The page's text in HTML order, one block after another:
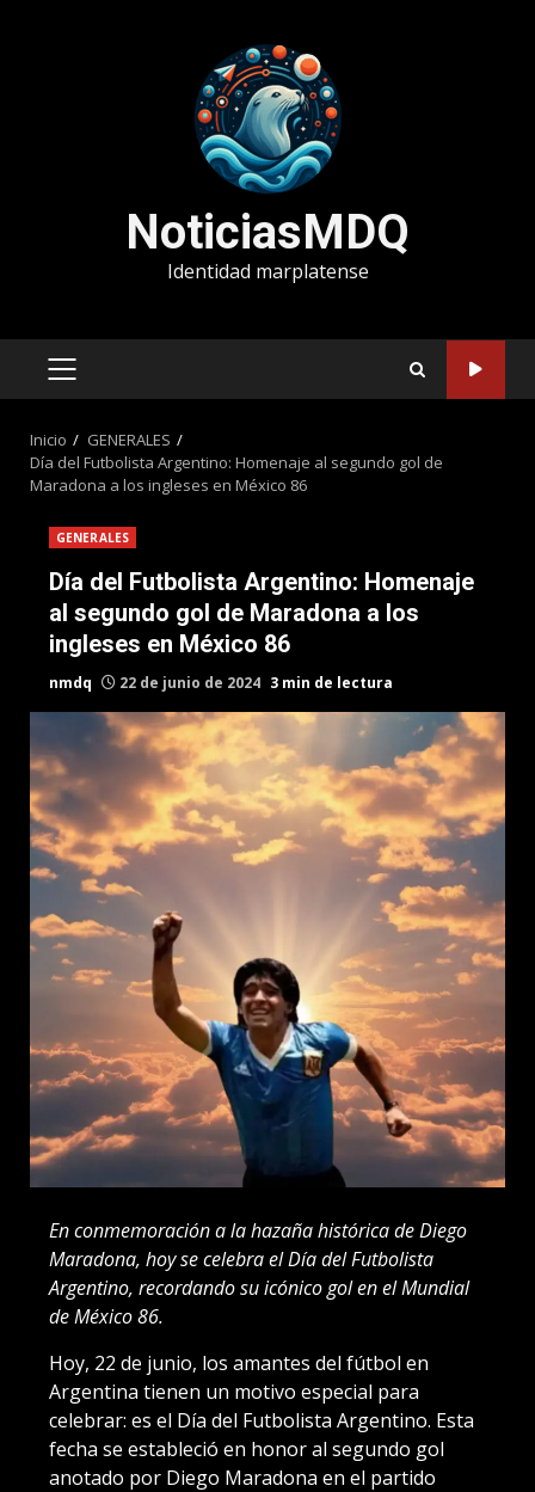
NoticiasMDQ
Identidad marplatense
MENÚ
Inicio
GENERALES
Día del Futbolista Argentino: Homenaje al segundo gol de
Maradona a los ingleses en México 86
GENERALES
Día del Futbolista Argentino: Homenaje
al segundo gol de Maradona a los
ingleses en México 86
nmdq 22 de junio de 2024 3 min de lectura
En conmemoración a la hazaña histórica de Diego
Maradona, hoy se celebra el Día del Futbolista
Argentino, recordando su icónico gol en el Mundial
de México 86.
Hoy, 22 de junio, los amantes del fútbol en
Argentina tienen un motivo especial para
celebrar: es el Día del Futbolista Argentino. Esta
fecha se estableció en honor al segundo gol
anotado por Diego Maradona en el partido